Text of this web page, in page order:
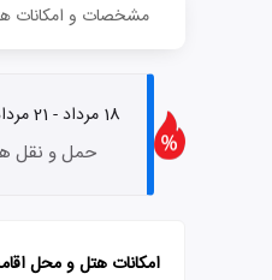
مشخصات و امکانات
18 مرداد - 21 مرداد ( 3 شب )
حمل و نقل
امکانات هتل و محل